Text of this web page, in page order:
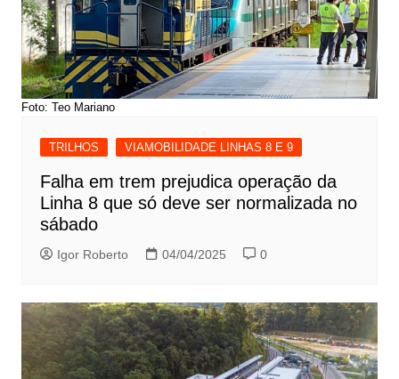
Foto: Teo Mariano
TRILHOS VIAMOBILIDADE LINHAS 8 E 9
Falha em trem prejudica operação da
Linha 8 que só deve ser normalizada no
sábado
Igor Roberto 04/04/2025 0